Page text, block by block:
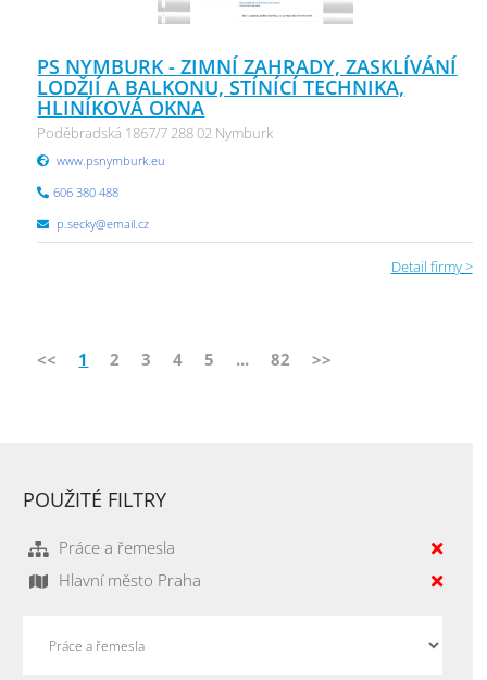
PS NYMBURK - ZIMNÍ ZAHRADY, ZASKLÍVÁNÍ
LODŽIÍ A BALKONU, STÍNÍCÍ TECHNIKA,
HLINÍKOVÁ OKNA
Poděbradská 1867/7 288 02 Nymburk
www.psnymburk.eu
606 380 488
p.secky@email.cz
Detail firmy >
<< 1 2 3 4 5 ... 82 >>
POUŽITÉ FILTRY
Práce a řemesla
Hlavní město Praha